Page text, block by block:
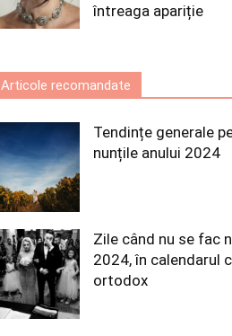
întreaga apariție
Articole recomandate
Tendințe generale
nunțile anului 2024
Zile când nu se fac
2024, în calendarul
ortodox